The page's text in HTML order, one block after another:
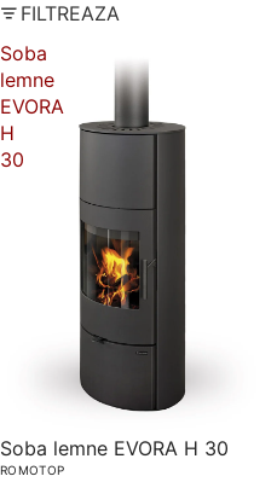
FILTREAZA
Soba
lemne
EVORA
H
30
-8%
Soba lemne EVORA H 30
ROMOTOP